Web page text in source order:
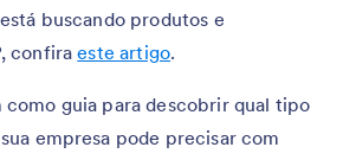
buscando produtos e
confiraeste artigo.
como guia para descobrir qual tipo
empresa pode precisar com